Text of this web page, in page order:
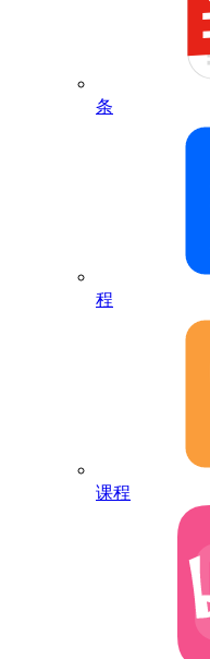
条
程
课程